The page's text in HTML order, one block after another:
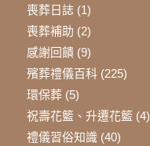
喪葬日誌(1)
喪葬補助 (2)
感謝回饋(9)
殯葬禮儀百科(225)
環保葬(5)
祝壽花籃、升遷花籃(4)
禮儀習俗知識(40)